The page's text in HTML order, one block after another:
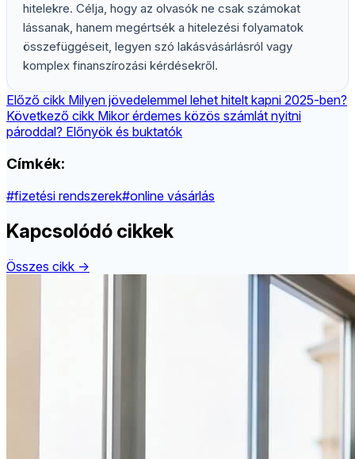
hitelekre. Célja, hogy az olvasók ne csak számokat
lássanak, hanem megértsék a hitelezési folyamatok
összefüggéseit, legyen szó lakásvásárlásról vagy
komplex finanszírozási kérdésekről.
Előző cikk Milyen jövedelemmel lehet hitelt kapni 2025-ben?
Következő cikk Mikor érdemes közös számlát nyitni
pároddal? Előnyök és buktatók
Címkék:
#fizetési rendszerek#online vásárlás
Kapcsolódó cikkek
Összes cikk →